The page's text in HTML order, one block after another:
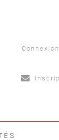
Connexion